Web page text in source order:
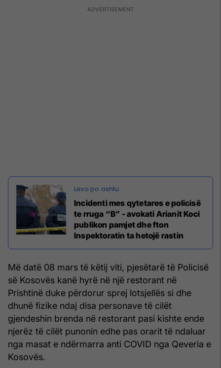
Incidenti mes qytetares e policisë
te rruga “B” - avokati Arianit Koci
publikon pamjet dhe fton
Inspektoratin ta hetojë rastin
Më datë 08 mars të këtij viti, pjesëtarë të Policisë
së Kosovës kanë hyrë në një restorant në
Prishtinë duke përdorur sprej lotsjellës si dhe
dhunë fizike ndaj disa personave të cilët
gjendeshin brenda në restorant pasi kishte ende
njerëz të cilët punonin edhe pas orarit të ndaluar
nga masat e ndërmarra anti COVID nga Qeveria e
Kosovës.